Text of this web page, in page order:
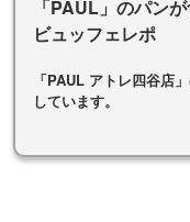
「PAUL」のパン
ビュッフェレポ
「PAUL アトレ四谷店
しています。